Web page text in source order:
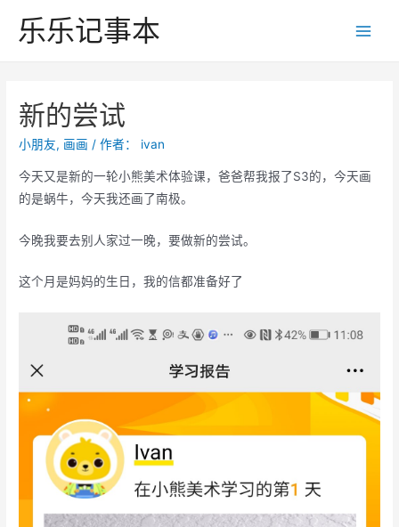
乐乐记事本
新的尝试
小朋友, 画画 / 作者： ivan
今天又是新的一轮小熊美术体验课，爸爸帮我报了S3的，今天画
的是蜗牛，今天我还画了南极。
今晚我要去别人家过一晚，要做新的尝试。
这个月是妈妈的生日，我的信都准备好了